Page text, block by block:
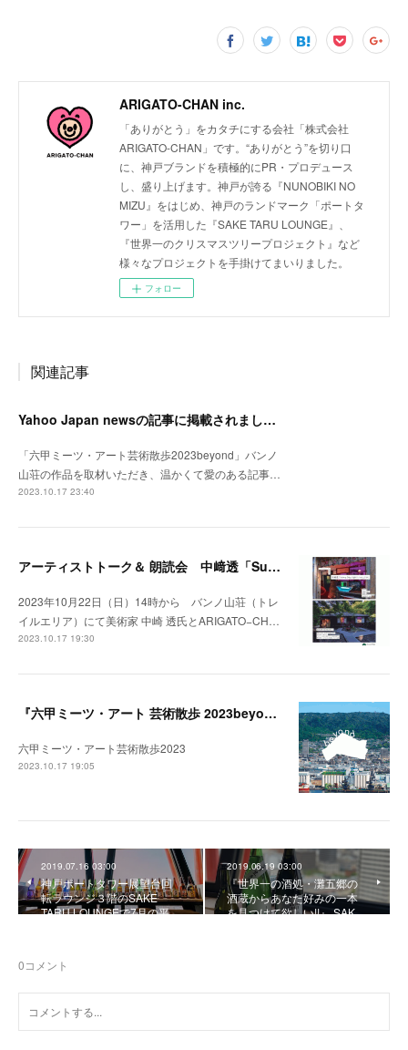
ARIGATO-CHAN inc.
「ありがとう」をカタチにする会社「株式会社
ARIGATO-CHAN」です。“ありがとう”を切り口
に、神戸ブランドを積極的にPR・プロデュース
し、盛り上げます。神戸が誇る『NUNOBIKI NO
MIZU』をはじめ、神戸のランドマーク「ポートタ
ワー」を活用した『SAKE TARU LOUNGE』、
『世界一のクリスマスツリープロジェクト』など
様々なプロジェクトを手掛けてまいりました。
フォロー
関連記事
Yahoo Japan newsの記事に掲載されました。
「六甲ミーツ・アート芸術散歩2023beyond」バンノ
山荘の作品を取材いただき、温かくて愛のある記事…
2023.10.17 23:40
アーティストトーク＆ 朗読会 中﨑透「Sunny Day Light /ハルとテル」開催！
2023年10月22日（日）14時から バンノ山荘（トレ
イルエリア）にて美術家 中崎 透氏とARIGATO−CH…
2023.10.17 19:30
『六甲ミーツ・アート 芸術散歩 2023beyond』開催中。
六甲ミーツ・アート芸術散歩2023
2023.10.17 19:05
2019.07.16 03:00
神戸ポートタワー展望台回
転ラウンジ３階のSAKE
TARU LOUNGEで7月の平…
2019.06.19 03:00
『世界一の酒処・灘五郷の
酒蔵からあなた好みの一本
を見つけて欲しい!!』 SAK…
0コメント